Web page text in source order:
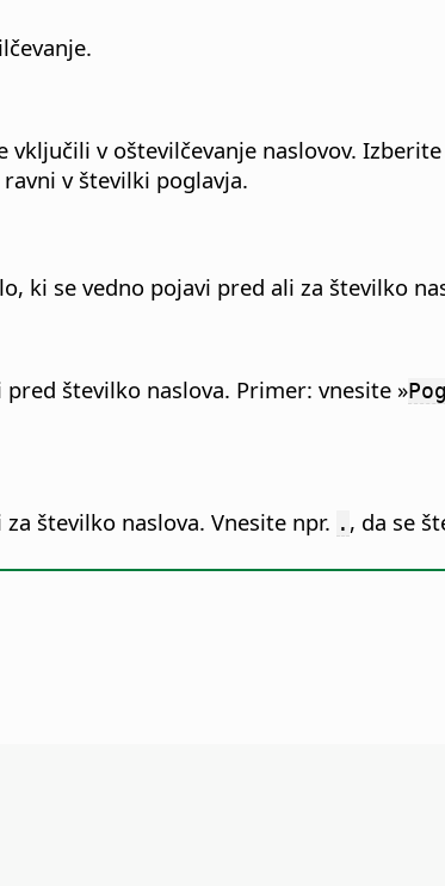
v oštevilčevanje naslovov. Izberite
v številki poglavja.
ki se vedno pojavi pred ali za številko
številko naslova. Primer: vnesite »
številko naslova. Vnesite npr. . , da se